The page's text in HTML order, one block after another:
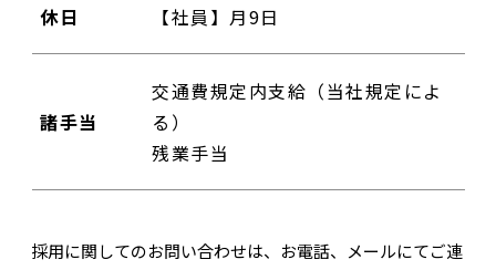
休日 【社員】月9日
諸手当
交通費規定内支給（当社規定によ
る）
残業手当
採用に関してのお問い合わせは、お電話、メールにてご連